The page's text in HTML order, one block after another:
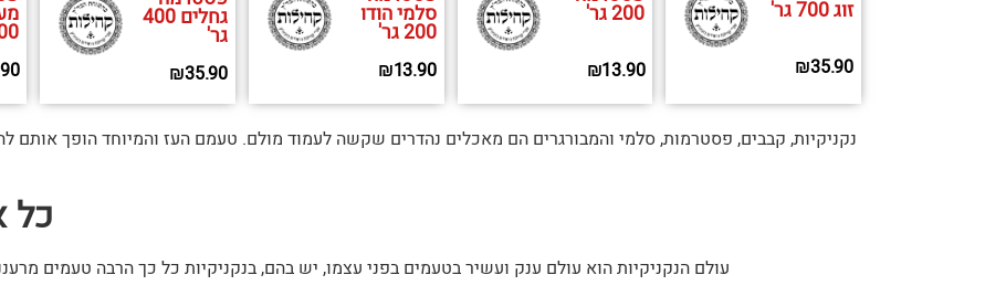
זוג 700 גר'
₪35.90
200 גר'
₪13.90
סלמי הודו
200 גר'
₪13.90
גחלים 400
גר'
₪35.90
נקניקיות, קבבים, פסטרמות, סלמי והמבורגרים הם מאכלים נהדרים שקשה לעמוד מולם. טעמם העז והמיוחד הופך אותם
כל
עולם הנקניקיות הוא עולם ענק ועשיר בטעמים בפני עצמו, יש בהם, בנקניקיות כל כך הרבה טעמים